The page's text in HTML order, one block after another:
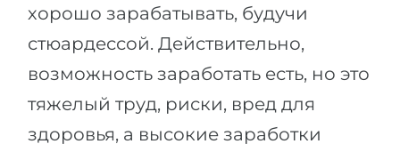
хорошо зарабатывать, будучи
стюардессой. Действительно,
возможность заработать есть, но это
тяжелый труд, риски, вред для
здоровья, а высокие заработки